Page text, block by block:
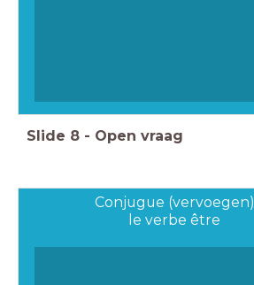
Slide 8 - Open vraag
Conjugue (vervoegen)
le verbe être